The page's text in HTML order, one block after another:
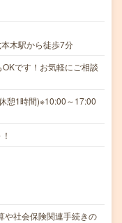
木駅から徒歩7分
です！お気軽にご相談
憩1時間)※10:00～17:00
や社会保険関連手続きの